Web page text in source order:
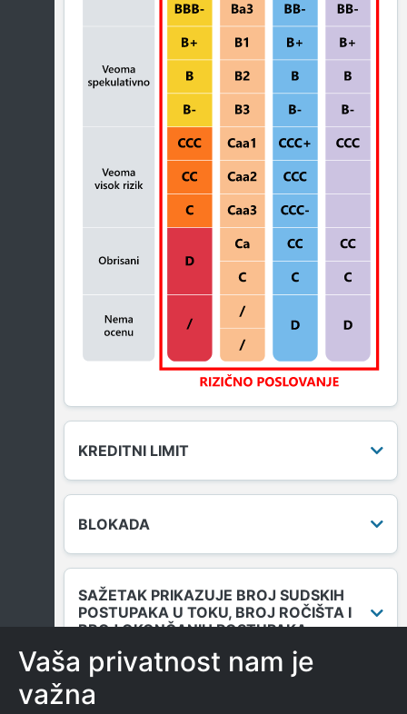
KREDITNI LIMIT
BLOKADA
SAŽETAK PRIKAZUJE BROJ SUDSKIH
POSTUPAKA U TOKU, BROJ ROČIŠTA I
BROJ OKONČANIH POSTUPAKA.
DUGOVANJA
Vaša privatnost nam je
važna